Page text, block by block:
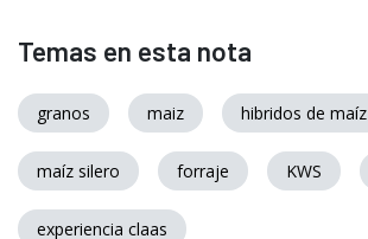
Temas en esta nota
granos maiz hibridos de maíz
maíz silero forraje KWS
experiencia claas